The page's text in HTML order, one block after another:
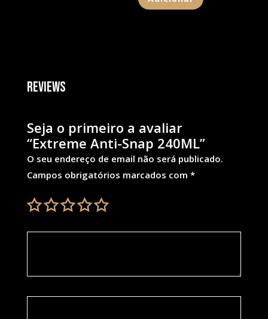
Reviews
Seja o primeiro a avaliar
“Extreme Anti-Snap 240ML”
O seu endereço de email não será publicado.
Campos obrigatórios marcados com *